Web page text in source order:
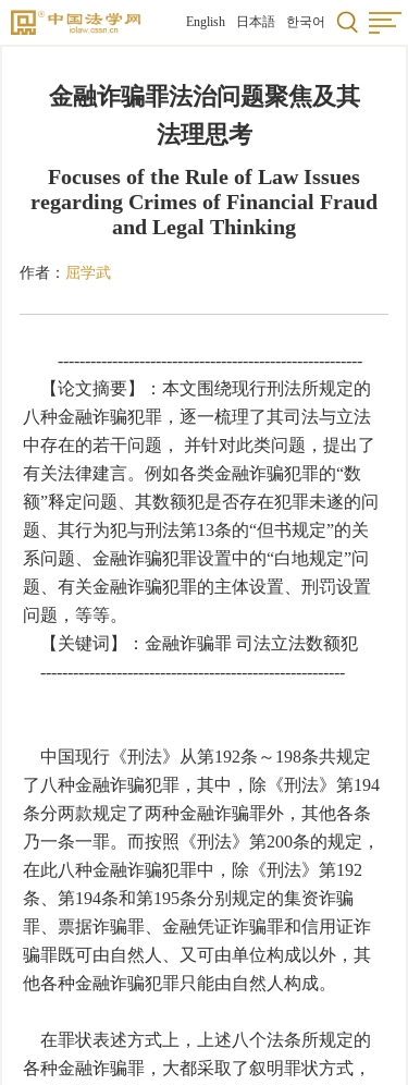
English 日本語 한국어
金融诈骗罪法治问题聚焦及其
法理思考
Focuses of the Rule of Law Issues
regarding Crimes of Financial Fraud
and Legal Thinking
作者： 屈学武
--------------------------------------------------------
【论文摘要】：本文围绕现行刑法所规定的
八种金融诈骗犯罪，逐一梳理了其司法与立法
中存在的若干问题， 并针对此类问题，提出了
有关法律建言。例如各类金融诈骗犯罪的“数
额”释定问题、其数额犯是否存在犯罪未遂的问
题、其行为犯与刑法第13条的“但书规定”的关
系问题、金融诈骗犯罪设置中的“白地规定”问
题、有关金融诈骗犯罪的主体设置、刑罚设置
问题，等等。
【关键词】：金融诈骗罪 司法立法数额犯
--------------------------------------------------------
中国现行《刑法》从第192条～198条共规定
了八种金融诈骗犯罪，其中，除《刑法》第194
条分两款规定了两种金融诈骗罪外，其他各条
乃一条一罪。而按照《刑法》第200条的规定，
在此八种金融诈骗犯罪中，除《刑法》第192
条、第194条和第195条分别规定的集资诈骗
罪、票据诈骗罪、金融凭证诈骗罪和信用证诈
骗罪既可由自然人、又可由单位构成以外，其
他各种金融诈骗犯罪只能由自然人构成。
在罪状表述方式上，上述八个法条所规定的
各种金融诈骗罪，大都采取了叙明罪状方式，